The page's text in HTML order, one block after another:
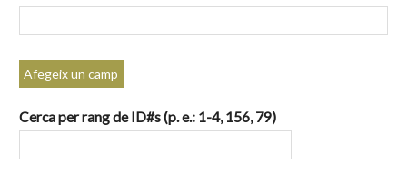
Afegeix un camp
Cerca per rang de ID#s (p. e.: 1-4, 156, 79)